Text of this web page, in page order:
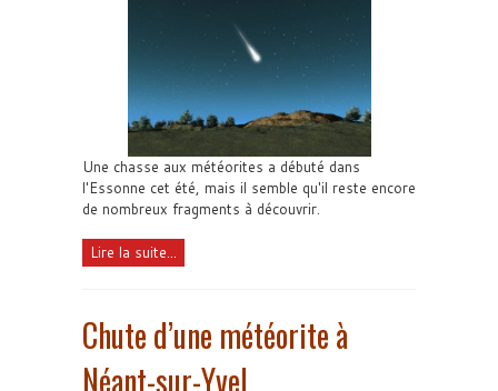
Une chasse aux météorites a débuté dans
l'Essonne cet été, mais il semble qu'il reste encore
de nombreux fragments à découvrir.
Lire la suite...
Chute d’une météorite à
Néant-sur-Yvel